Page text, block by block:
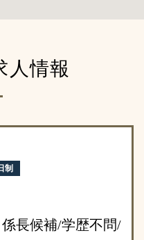
人情報
制
長候補/学歴不問/